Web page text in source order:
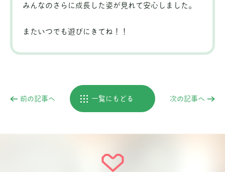
みんなのさらに成長した姿が見れて安心しました。
またいつでも遊びにきてね！！
前の記事へ 一覧にもどる 次の記事へ